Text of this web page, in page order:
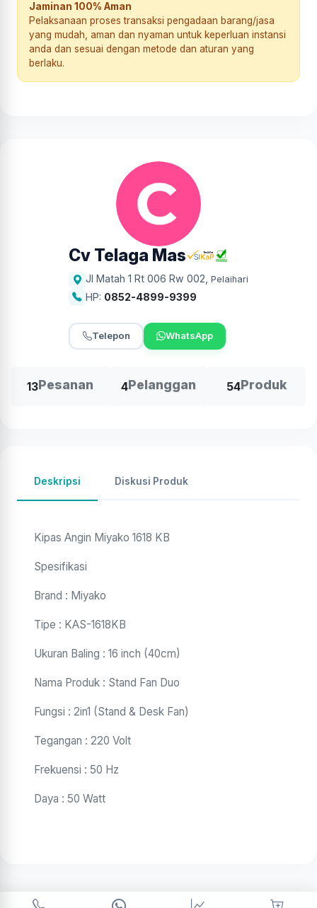
Jaminan 100% Aman
Pelaksanaan proses transaksi pengadaan barang/jasa
yang mudah, aman dan nyaman untuk keperluan instansi
anda dan sesuai dengan metode dan aturan yang
berlaku.
Cv Telaga Mas
Jl Matah 1 Rt 006 Rw 002 Pelaihari
HP: 0852-4899-9399
Telepon WhatsApp
13Pesanan 4Pelanggan 54Produk
Deskripsi Diskusi Produk
Kipas Angin Miyako 1618 KB
Spesifikasi
Brand : Miyako
Tipe : KAS-1618KB
Ukuran Baling : 16 inch (40cm)
Nama Produk : Stand Fan Duo
Fungsi : 2in1 (Stand & Desk Fan)
Tegangan : 220 Volt
Frekuensi : 50 Hz
Daya : 50 Watt